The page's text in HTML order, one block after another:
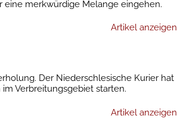
eine merkwürdige Melange eingehen.
Artikel anzeigen
Der Niederschlesische Kurier hat
Verbreitungsgebiet starten.
Artikel anzeigen